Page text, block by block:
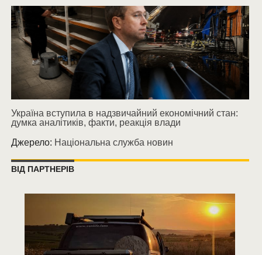
Україна вступила в надзвичайний економічний стан:
думка аналітиків, факти, реакція влади
Джерело: Національна служба новин
ВІД ПАРТНЕРІВ